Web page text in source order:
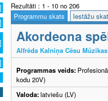
Rezultāti : 1 - 10 no 206
Programmu skats
Iestāžu
Akordeona
Alfrēda Kalniņa Cēsu
Programmas veids:
kodu 20V)
Valoda:latviešu (LV)